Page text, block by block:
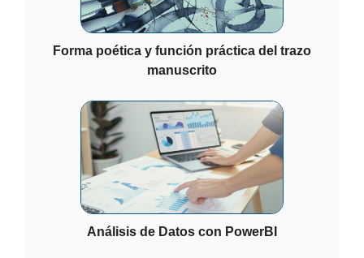
Forma poética y función práctica del trazo
manuscrito
Análisis de Datos con PowerBI